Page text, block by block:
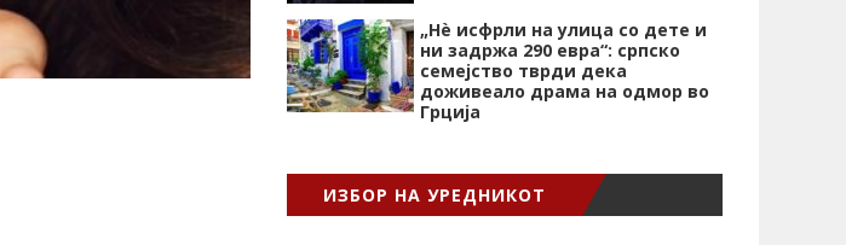
„Нѐ исфрли на улица со дете и
ни задржа 290 евра“: српско
семејство тврди дека
доживеало драма на одмор во
Грција
ИЗБОР НА УРЕДНИКОТ